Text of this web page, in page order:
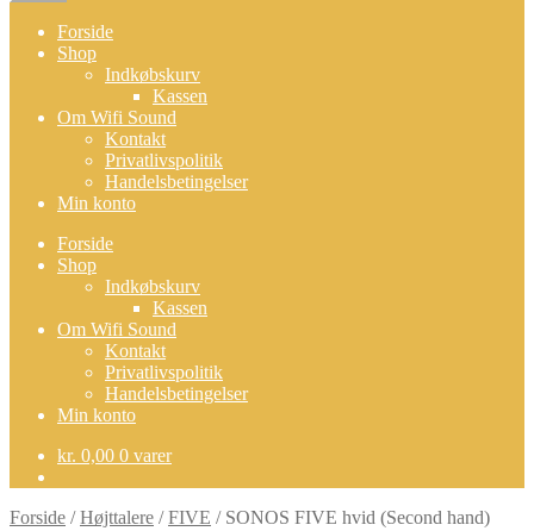
Forside
Shop
Indkøbskurv
Kassen
Om Wifi Sound
Kontakt
Privatlivspolitik
Handelsbetingelser
Min konto
Forside
Shop
Indkøbskurv
Kassen
Om Wifi Sound
Kontakt
Privatlivspolitik
Handelsbetingelser
Min konto
kr. 0,00 0 varer
Forside /Højttalere /FIVE / SONOS FIVE hvid (Second hand)